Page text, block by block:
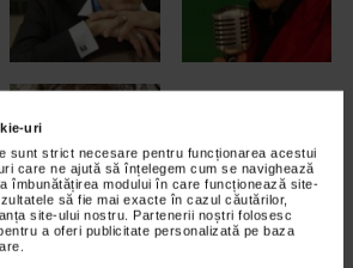
uri
sunt strict necesare pentru funcționarea acestui
care ne ajută să înțelegem cum se navighează
îmbunătățirea modului în care funcționează site-
să fie mai exacte în cazul căutărilor,
site-ului nostru. Partenerii noștri folosesc
a oferi publicitate personalizată pe baza